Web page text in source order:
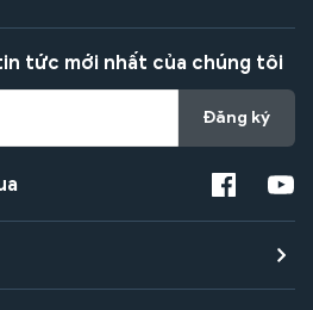
tức mới nhất của chúng tôi
Đăng ký